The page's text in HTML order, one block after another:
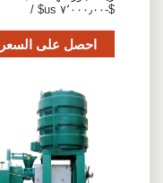
$-٧٬٠٠٠٫٠٠ us$ /
احصل على السعر